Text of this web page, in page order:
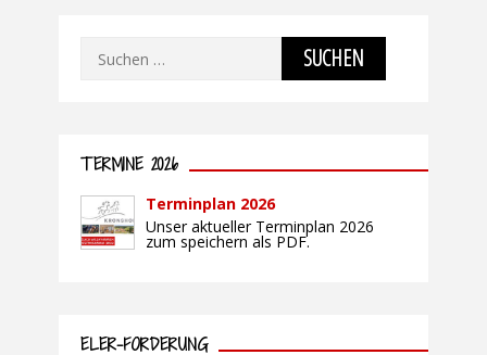
Suchen
TERMINE 2026
Terminplan 2026
Unser aktueller Terminplan 2026
zum speichern als PDF.
ELER-FÖRDERUNG